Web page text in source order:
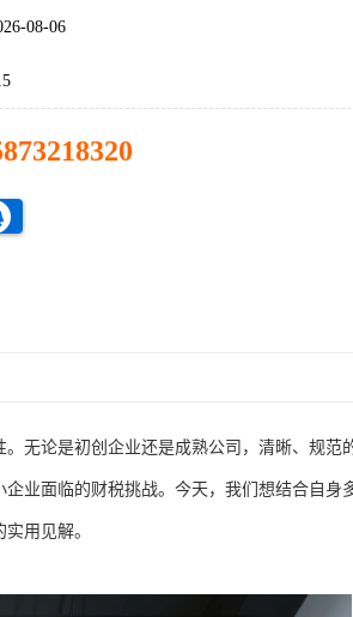
08-06
无论是初创企业还是成熟公司，清晰、规范
业面临的财税挑战。今天，我们想结合自身
用见解。